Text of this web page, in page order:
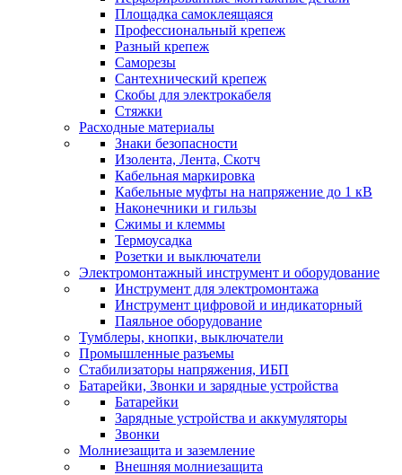
Площадка самоклеящаяся
Профессиональный крепеж
Разный крепеж
Саморезы
Сантехнический крепеж
Скобы для электрокабеля
Стяжки
Расходные материалы
Знаки безопасности
Изолента, Лента, Скотч
Кабельная маркировка
Кабельные муфты на напряжение до 1 кВ
Наконечники и гильзы
Сжимы и клеммы
Термоусадка
Розетки и выключатели
Электромонтажный инструмент и оборудование
Инструмент для электромонтажа
Инструмент цифровой и индикаторный
Паяльное оборудование
Тумблеры, кнопки, выключатели
Промышленные разъемы
Стабилизаторы напряжения, ИБП
Батарейки, Звонки и зарядные устройства
Батарейки
Зарядные устройства и аккумуляторы
Звонки
Молниезащита и заземление
Внешняя молниезащита